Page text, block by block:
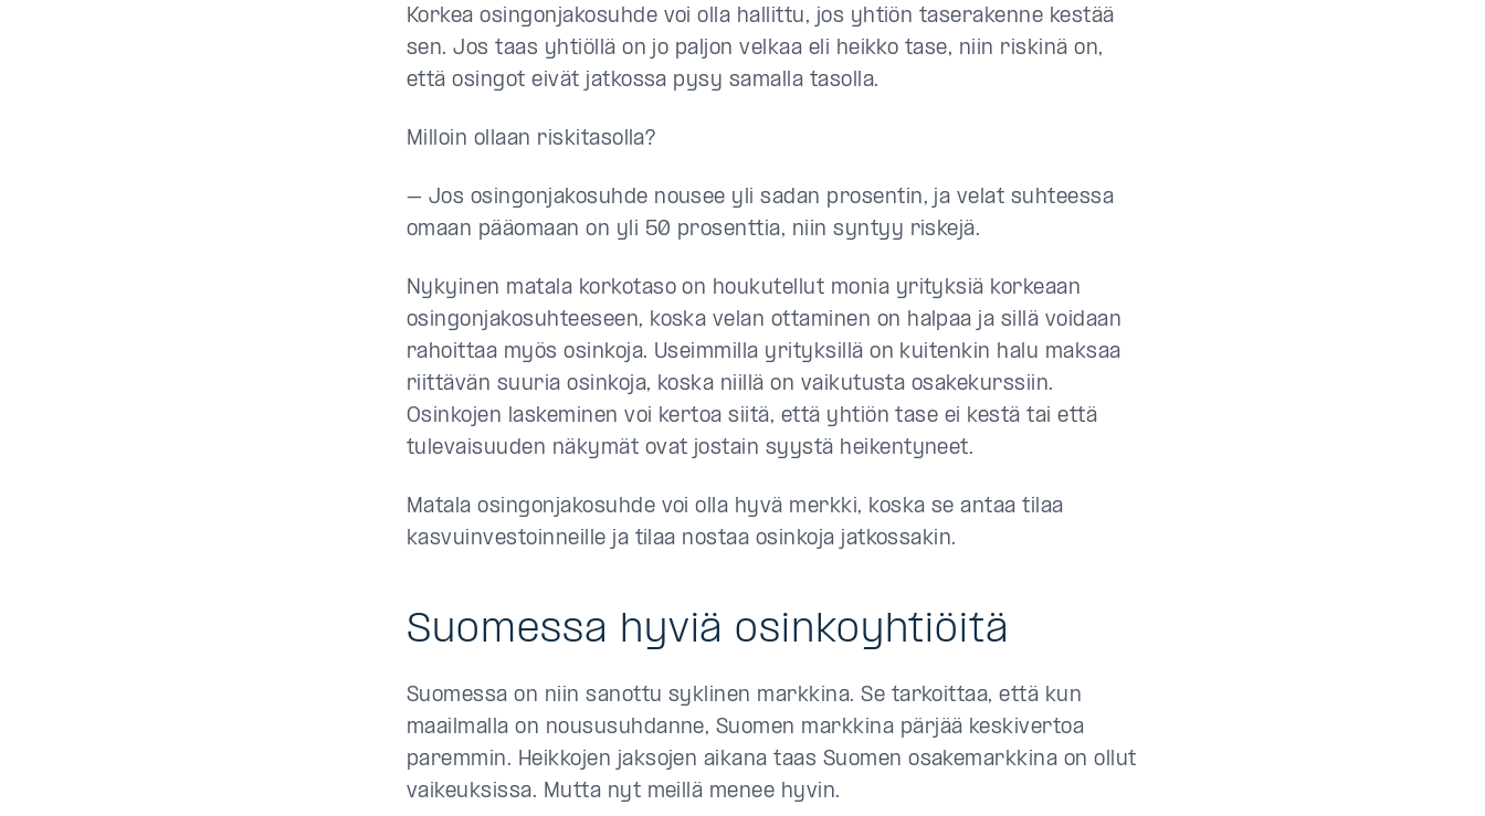
Korkea osingonjakosuhde voi olla hallittu, jos yhtiön taserakenne kestää
sen. Jos taas yhtiöllä on jo paljon velkaa eli heikko tase, niin riskinä on,
että osingot eivät jatkossa pysy samalla tasolla.
Milloin ollaan riskitasolla?
– Jos osingonjakosuhde nousee yli sadan prosentin, ja velat suhteessa
omaan pääomaan on yli 50 prosenttia, niin syntyy riskejä.
Nykyinen matala korkotaso on houkutellut monia yrityksiä korkeaan
osingonjakosuhteeseen, koska velan ottaminen on halpaa ja sillä voidaan
rahoittaa myös osinkoja. Useimmilla yrityksillä on kuitenkin halu maksaa
riittävän suuria osinkoja, koska niillä on vaikutusta osakekurssiin.
Osinkojen laskeminen voi kertoa siitä, että yhtiön tase ei kestä tai että
tulevaisuuden näkymät ovat jostain syystä heikentyneet.
Matala osingonjakosuhde voi olla hyvä merkki, koska se antaa tilaa
kasvuinvestoinneille ja tilaa nostaa osinkoja jatkossakin.
Suomessa hyviä osinkoyhtiöitä
Suomessa on niin sanottu syklinen markkina. Se tarkoittaa, että kun
maailmalla on noususuhdanne, Suomen markkina pärjää keskivertoa
paremmin. Heikkojen jaksojen aikana taas Suomen osakemarkkina on ollut
vaikeuksissa. Mutta nyt meillä menee hyvin.